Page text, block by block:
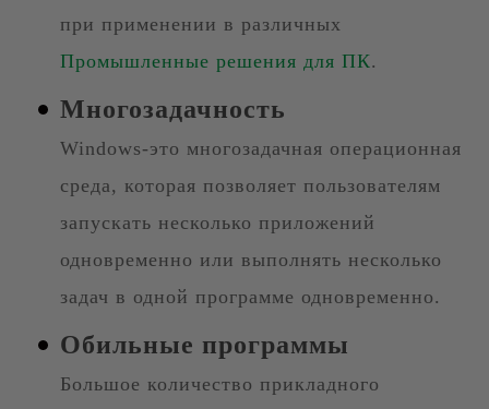
при применении в различных
Промышленные решения для ПК.
Многозадачность
Windows-это многозадачная операционная
среда, которая позволяет пользователям
запускать несколько приложений
одновременно или выполнять несколько
задач в одной программе одновременно.
Обильные программы
Большое количество прикладного